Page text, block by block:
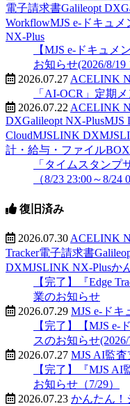
電子請求書Galileopt DX
WorkflowMJS e-ドキュメ
NX-Plus
【MJS e-ドキュ
お知らせ(2026/8/19
2026.07.27ACELINK
「AI-OCR」定期
2026.07.22ACELINK
DXGalileopt NX-PlusMJS
CloudMJSLINK DX
計・給与・ファイルBOX
「タイムスタン
（8/23 23:00～8/24
復旧済み
2026.07.30 ACELINK
Tracker電子請求書
DXMJSLINK NX-Plusか
【完了】『Edge
業のお知らせ
2026.07.29 MJS e-ドキ
【完了】【MJS e-
スのお知らせ(2026/
2026.07.27 MJS AI監査
【完了】『MJS
お知らせ（7/29）
2026.07.23 かんたん！